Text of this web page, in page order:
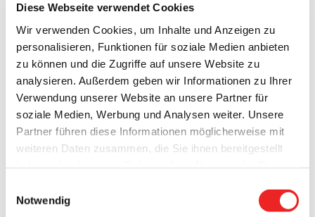
Diese Webseite verwendet Cookies
Wir verwenden Cookies, um Inhalte und Anzeigen zu
personalisieren, Funktionen für soziale Medien anbieten
zu können und die Zugriffe auf unsere Website zu
analysieren. Außerdem geben wir Informationen zu Ihrer
Verwendung unserer Website an unsere Partner für
soziale Medien, Werbung und Analysen weiter. Unsere
Partner führen diese Informationen möglicherweise mit
weiteren Daten zusammen, die Sie ihnen bereitgestellt
werden auch bei der Auswahl von
gesetzt.
Notwendig
sie kann auch Personen verpflichten, den Ort, an dem sie
sich befinden, nicht zu verlassen oder von ihr bestimmte
Orte nicht zu betreten, bis die notwendigen
Schutzmaßnahmen durchgeführt worden sind.
Gem. § 28 der Nds. Corona-VO können die örtlichen
Behörden über die Verordnung hinausgehende
Anordnungen treffen und generelle Betretungsverbote
erlassen, sofern dies im Interesse des
Gesundheitsschutzes zwingend erforderlich.
Seit Freitag, dem 11.09.2020, ist die Anzahl der positiv
getesteten Personen stark angestiegen. Insbesondere